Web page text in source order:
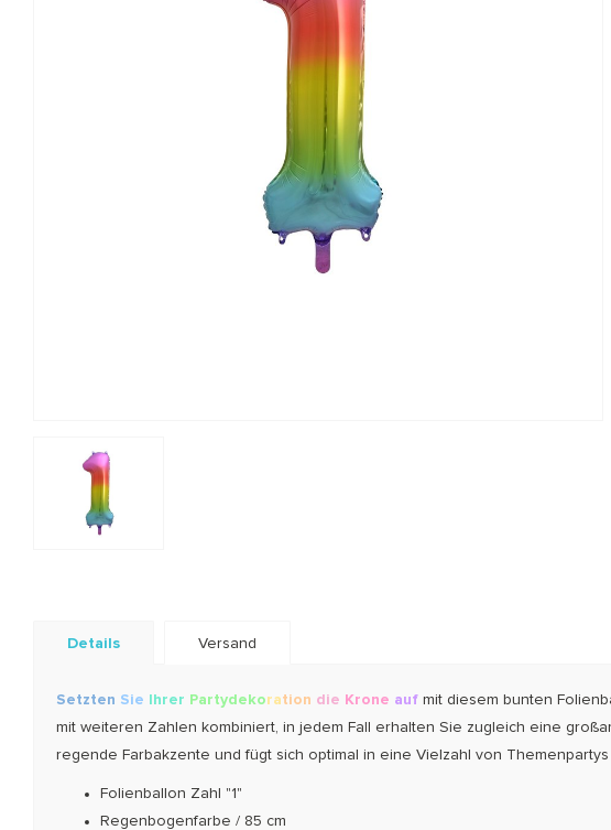
Details Versand
Setzten Sie Ihrer Partydekoration die Krone auf mit diesem bunten
mit weiteren Zahlen kombi­niert, in jedem Fall erhalten Sie zu­gleich eine
regende Farbakzente und fügt sich opti­mal in eine Vielzahl von Themen­partys
Folienballon Zahl "1"
Regenbogenfarbe / 85 cm